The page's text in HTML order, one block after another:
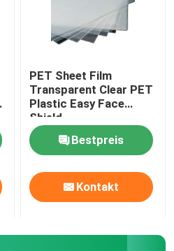
PET Sheet Film
Transparent Clear PET
Plastic Easy Face
Shield
Bestpreis
Kontakt